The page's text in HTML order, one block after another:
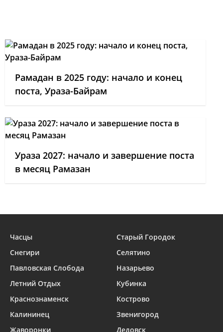
Рамадан в 2025 году: начало и конец
поста, Ураза-Байрам
Ураза 2027: начало и завершение поста
в месяц Рамазан
Часцы
Старый Городок
Снегири
Селятино
Павловская Слобода
Назарьево
Летний Отдых
Кубинка
Краснознаменск
Кострово
Калининец
Звенигород
Жаворонки
Дедовск